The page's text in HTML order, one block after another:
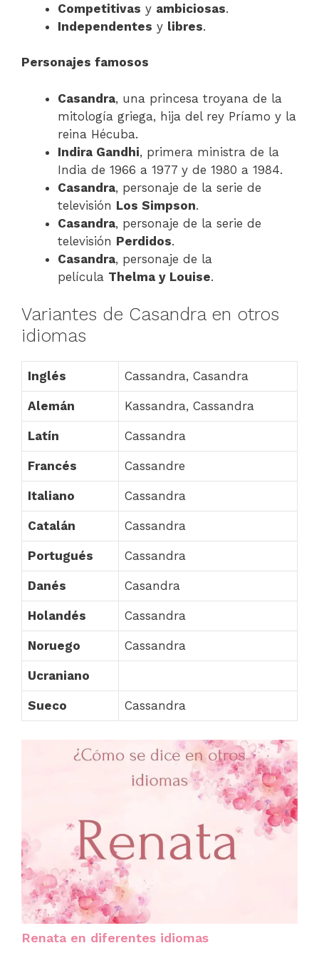
Competitivas y ambiciosas.
Independentes y libres.
Personajes famosos
Casandra, una princesa troyana de la
mitología griega, hija del rey Príamo y la
reina Hécuba.
Indira Gandhi, primera ministra de la
India de 1966 a 1977 y de 1980 a 1984.
Casandra, personaje de la serie de
televisión Los Simpson.
Casandra, personaje de la serie de
televisión Perdidos.
Casandra, personaje de la
película Thelma y Louise.
Variantes de Casandra en otros
idiomas
Inglés Cassandra, Casandra
Alemán Kassandra, Cassandra
Latín Cassandra
Francés Cassandre
Italiano Cassandra
Catalán Cassandra
Portugués Cassandra
Danés Casandra
Holandés Cassandra
Noruego Cassandra
Ucraniano
Sueco Cassandra
Renata en diferentes idiomas